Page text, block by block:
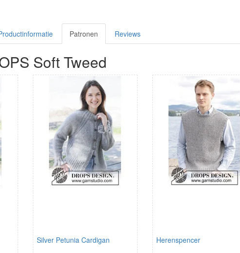
Patronen Reviews
Soft Tweed
Silver Petunia Cardigan Herenspencer